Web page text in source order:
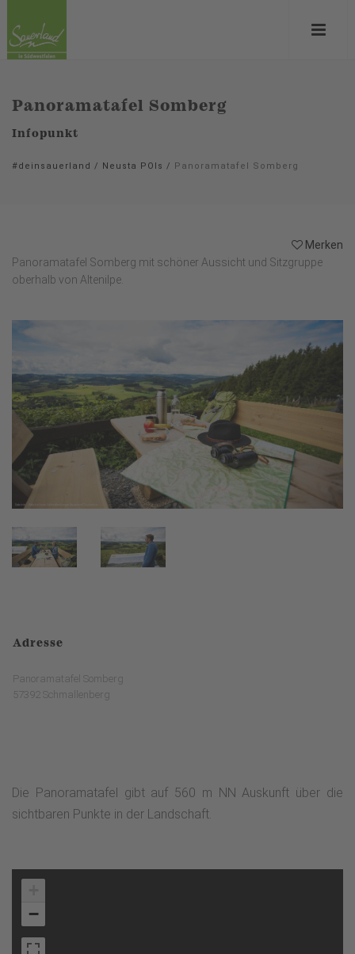
Panoramatafel Somberg
Infopunkt
#deinsauerland / Neusta POIs / Panoramatafel Somberg
Merken
Panoramatafel Somberg mit schöner Aussicht und Sitzgruppe
oberhalb von Altenilpe.
Adresse
Panoramatafel Somberg
57392 Schmallenberg
Die Panoramatafel gibt auf 560 m NN Auskunft über die
sichtbaren Punkte in der Landschaft.
−